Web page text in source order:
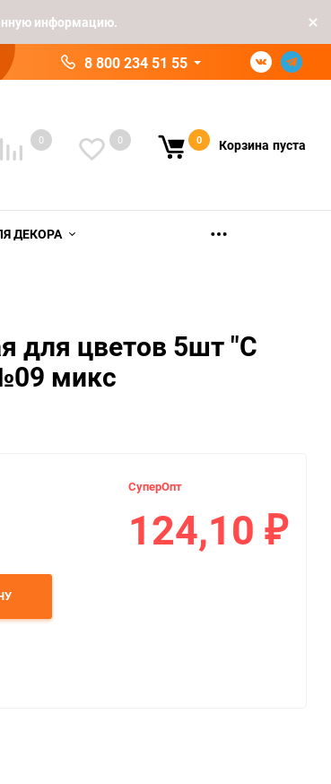
информацию.
8 800 234 51 55
0 0 0 Корзина пуста
ДЕКОРА
для цветов 5шт "С
микс
СуперОпт
124,10 ₽